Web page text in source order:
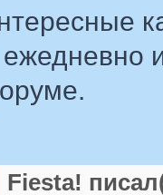
Fiesta!